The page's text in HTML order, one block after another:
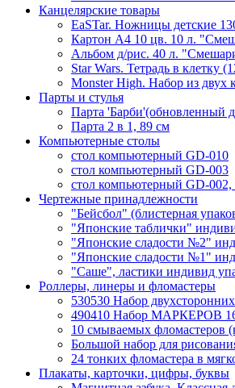
Канцелярские товары
EaSTar. Ножницы детские
Картон А4 10 цв. 10 л.
Альбом д/рис. 40 л.
Star Wars. Тетрадь в клетку
Monster High. Набор из
Парты и стулья
Парта 'Барби'(обновленный
Парта 2 в 1, 89 см
Компьютерные столы
стол компьютерный GD-010
стол компьютерный GD-003
стол компьютерный GD-002,
Чертежные принадлежности
"Бейсбол" (блистерная
"Японские таблички"
"Японские сладости №2" инд
"Японские сладости №1" инд
"Саше", ластики индивид
Роллеры, линеры и фломастеры
530530 Набор
490410 Набор МАРКЕРОВ 16
10 смываемых фломастеров
Большой набор для
24 тонких фломастера в
Плакаты, карточки, цифры, буквы